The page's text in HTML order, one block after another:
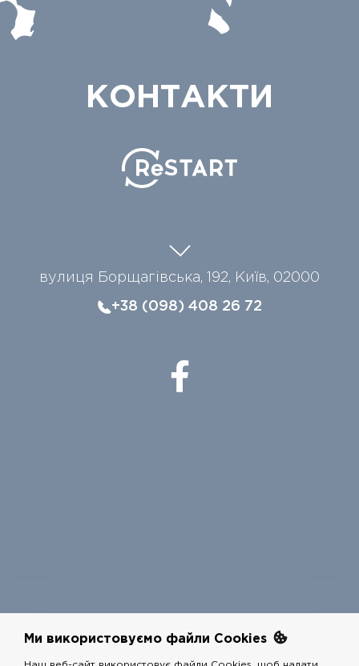
КОНТАКТИ
вулиця Борщагівська, 192, Київ, 02000
+38 (098) 408 26 72
Ми використовуємо файли Cookies